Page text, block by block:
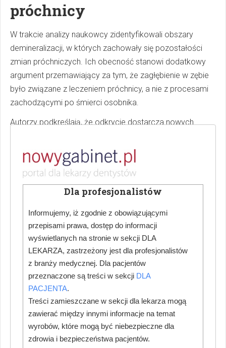
próchnicy
W trakcie analizy naukowcy zidentyfikowali obszary
demineralizacji, w których zachowały się pozostałości
zmian próchniczych. Ich obecność stanowi dodatkowy
argument przemawiający za tym, że zagłębienie w zębie
było związane z leczeniem próchnicy, a nie z procesami
zachodzącymi po śmierci osobnika.
Autorzy podkreślają, że odkrycie dostarcza nowych
neandertalczyków i wskazuje, że podstawowe procedury
mające na celu ograniczenie bólu oraz leczenie
zakażonych tkanek mogły być stosowane dziesiątki
tysięcy lat przed pojawieniem się współczesnej
Przemysław Tórz
dziennikarz medyczny
Dziennikarz medyczny specjalizujący się w tematach
medycznych: stomatologii, ginekologii oraz polityki zdrowotnej.
Dla profesjonalistów
Informujemy, iż zgodnie z obowiązującymi
przepisami prawa, dostęp do informacji
wyświetlanych na stronie w sekcji DLA
LEKARZA, zastrzeżony jest dla profesjonalistów
z branży medycznej. Dla pacjentów
przeznaczone są treści w sekcji DLA
PACJENTA.
Treści zamieszczane w sekcji dla lekarza mogą
zawierać między innymi informacje na temat
wyrobów, które mogą być niebezpieczne dla
zdrowia i bezpieczeństwa pacjentów.